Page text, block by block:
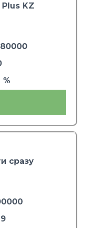
KZ
%
сразу